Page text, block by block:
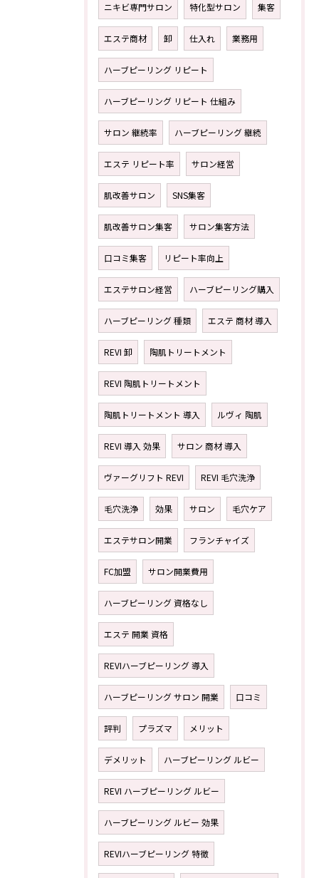
ニキビ専門サロン 特化型サロン 集客
エステ商材 卸 仕入れ 業務用
ハーブピーリング リピート
ハーブピーリング リピート 仕組み
サロン 継続率 ハーブピーリング 継続
エステ リピート率 サロン経営
肌改善サロン SNS集客
肌改善サロン集客 サロン集客方法
口コミ集客 リピート率向上
エステサロン経営 ハーブピーリング購入
ハーブピーリング 種類 エステ 商材 導入
REVI 卸 陶肌トリートメント
REVI 陶肌トリートメント
陶肌トリートメント 導入 ルヴィ 陶肌
REVI 導入 効果 サロン 商材 導入
ヴァーグリフト REVI REVI 毛穴洗浄
毛穴洗浄 効果 サロン 毛穴ケア
エステサロン開業 フランチャイズ
FC加盟 サロン開業費用
ハーブピーリング 資格なし
エステ 開業 資格
REVIハーブピーリング 導入
ハーブピーリング サロン 開業 口コミ
評判 プラズマ メリット
デメリット ハーブピーリング ルビー
REVI ハーブピーリング ルビー
ハーブピーリング ルビー 効果
REVIハーブピーリング 特徴